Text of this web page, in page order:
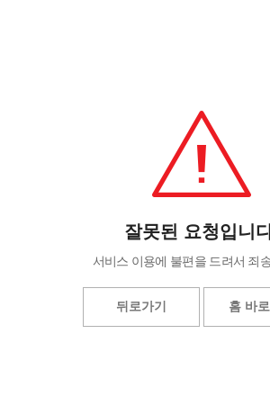
잘못된 요청입니
서비스 이용에 불편을 드려서 죄
뒤로가기 홈 바로